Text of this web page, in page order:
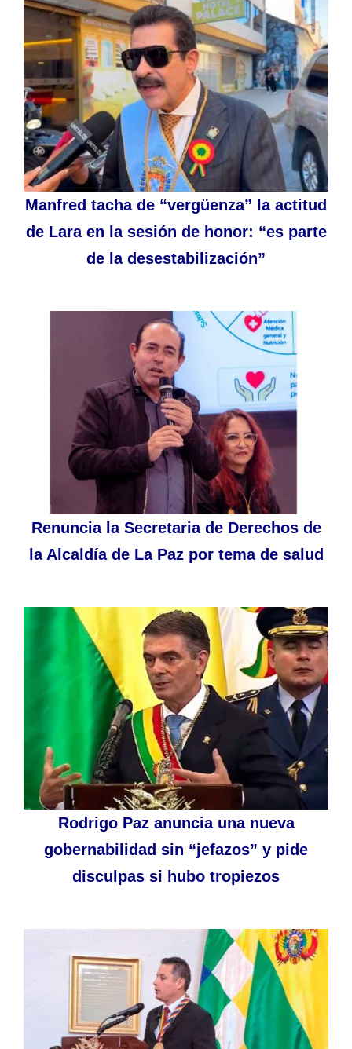
Manfred tacha de “vergüenza” la actitud
de Lara en la sesión de honor: “es parte
de la desestabilización”
Renuncia la Secretaria de Derechos de
la Alcaldía de La Paz por tema de salud
Rodrigo Paz anuncia una nueva
gobernabilidad sin “jefazos” y pide
disculpas si hubo tropiezos